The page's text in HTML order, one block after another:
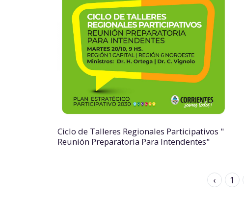
Ciclo de Talleres Regionales Participativos "
Reunión Preparatoria Para Intendentes"
‹ 1